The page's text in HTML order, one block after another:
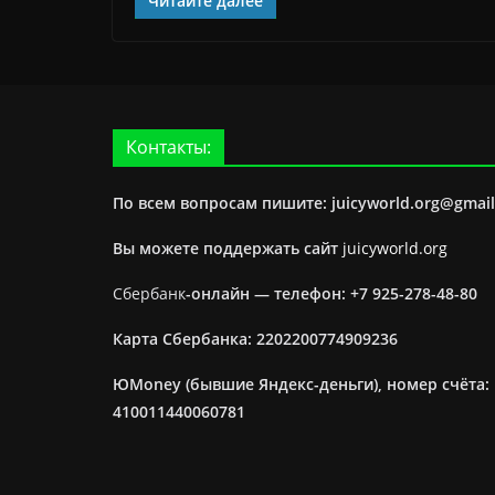
Контакты:
По всем вопросам пишите:
Вы можете поддержать сайт juicyworld.org
Сбербанк-онлайн — телефон: +7 925-278-48-80
Карта Сбербанка: 2202200774909236
ЮMoney (бывшие Яндекс-деньги), номер счёта:
410011440060781